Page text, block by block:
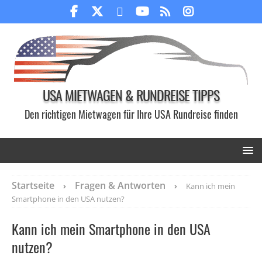
USA MIETWAGEN & RUNDREISE TIPPS
Den richtigen Mietwagen für Ihre USA Rundreise finden
Startseite Fragen & Antworten
Kann ich mein
Smartphone in den USA nutzen?
Kann ich mein Smartphone in den USA
nutzen?